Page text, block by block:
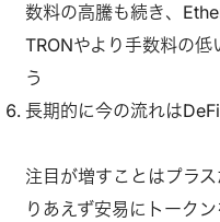
数料の高騰も続き、
TRONやより手数料の
う
長期的に今の流れは
注目が増すことはプラ
りあえず安易にトーク